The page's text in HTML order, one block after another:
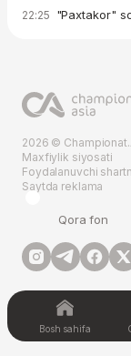
22:25 "Paxtakor"
2026 ©
Maxfiylik siyosati
Foydalanuvchi
Saytda reklama
Qora fon
Bosh sahifa